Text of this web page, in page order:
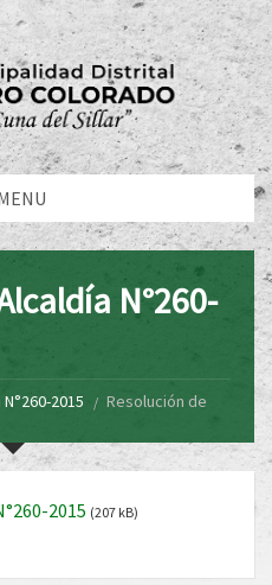
N°260-
2015
Resolución de
2015 (207 kB)